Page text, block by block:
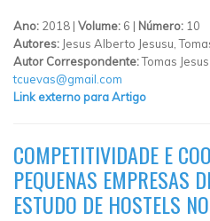
Ano: 2018 | Volume: 6 | Número: 10
Autores: Jesus Alberto Jesusu,
Autor Correspondente:Tomas
tcuevas@gmail.com
Link externo para Artigo
COMPETITIVIDADE E
PEQUENAS EMPRESAS
ESTUDO DE HOSTELS